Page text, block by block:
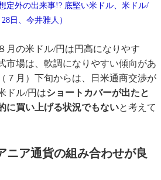
定外の出来事!? 底堅い米ドル、米ドル/
日、今井雅人）
の米ドル/円は円高になりやす
市場は、軟調になりやすい傾向があ
７月）下旬からは、日米通商交渉が
ドル/円はショートカバーが出たと
に買い上げる状況でもないと考えて
ニア通貨の組み合わせが良